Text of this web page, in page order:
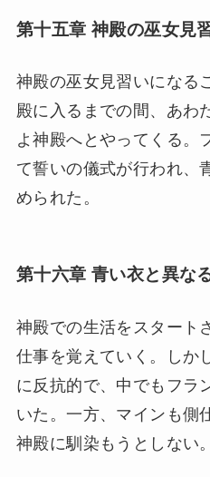
第十五章 神殿の巫女見
神殿の巫女見習いになる
殿に入るまでの間、あわ
よ神殿へとやってくる。
て誓いの儀式が行われ、
められた。
第十六章 青い衣と異な
神殿での生活をスタート
仕事を覚えていく。しか
に反抗的で、中でもフラ
いた。一方、マインも側
神殿に馴染もうとしない。